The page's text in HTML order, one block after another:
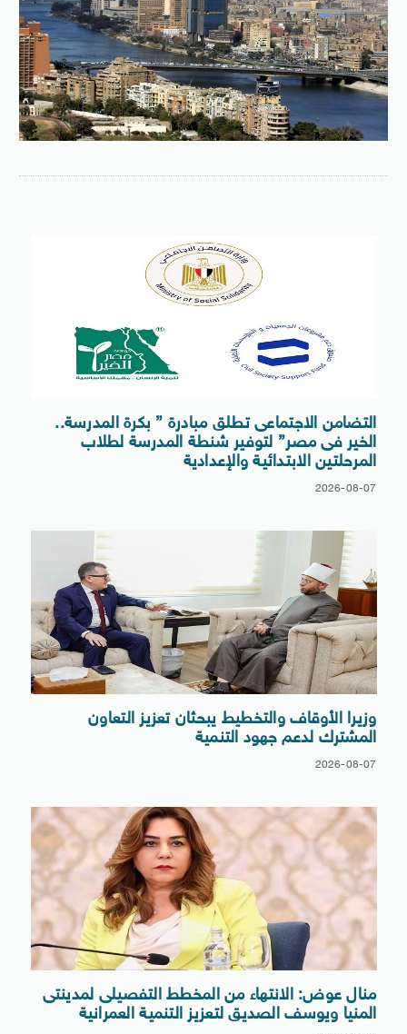
التضامن الاجتماعى تطلق مبادرة ” بكرة المدرسة..
الخير فى مصر” لتوفير شنطة المدرسة لطلاب
المرحلتين الابتدائية والإعدادية
2026-08-07
وزيرا الأوقاف والتخطيط يبحثان تعزيز التعاون
المشترك لدعم جهود التنمية
2026-08-07
منال عوض: الانتهاء من المخطط التفصيلى لمدينتى
المنيا ويوسف الصديق لتعزيز التنمية العمرانية